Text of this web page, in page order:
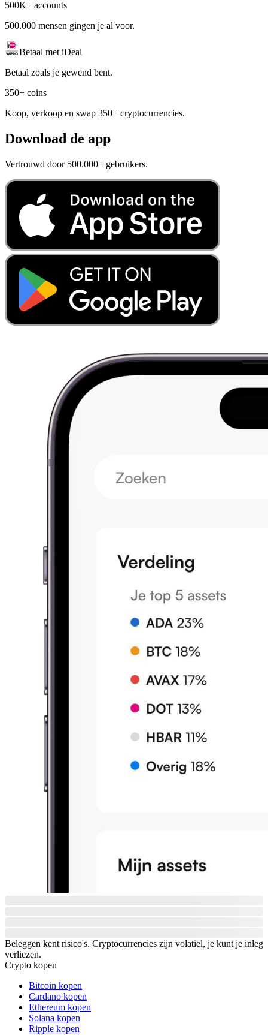
500K+ accounts
500.000 mensen gingen je al voor.
Betaal met iDeal
Betaal zoals je gewend bent.
350+ coins
Koop, verkoop en swap 350+ cryptocurrencies.
Download de app
Vertrouwd door 500.000+ gebruikers.
Beleggen kent risico's. Cryptocurrencies zijn volatiel, je kunt je inleg
verliezen.
Crypto kopen
Bitcoin kopen
Cardano kopen
Ethereum kopen
Solana kopen
Ripple kopen